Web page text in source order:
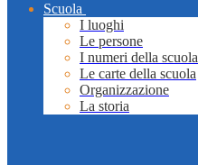
Scuola
I luoghi
Le persone
I numeri della scuola
Le carte della scuola
Organizzazione
La storia